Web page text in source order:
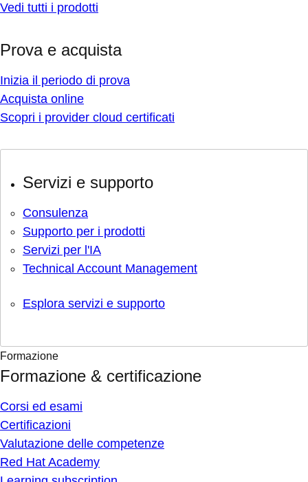
Vedi tutti i prodotti
Prova e acquista
Inizia il periodo di prova
Acquista online
Scopri i provider cloud certificati
Servizi e supporto
Consulenza
Supporto per i prodotti
Servizi per l'IA
Technical Account Management
Esplora servizi e supporto
Formazione
Formazione & certificazione
Corsi ed esami
Certificazioni
Valutazione delle competenze
Red Hat Academy